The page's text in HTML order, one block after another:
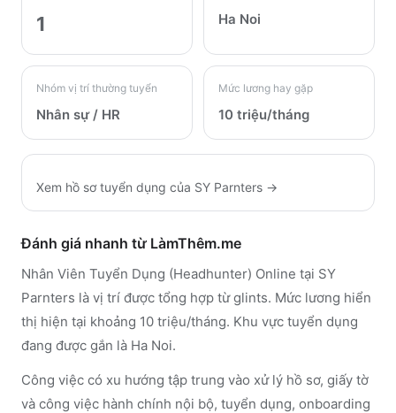
1 Ha Noi
Nhóm vị trí thường tuyển
Nhân sự / HR
Mức lương hay gặp
10 triệu/tháng
Xem hồ sơ tuyển dụng của SY Parnters →
Đánh giá nhanh từ LàmThêm.me
Nhân Viên Tuyển Dụng (Headhunter) Online tại SY
Parnters là vị trí được tổng hợp từ glints. Mức lương hiển
thị hiện tại khoảng 10 triệu/tháng. Khu vực tuyển dụng
đang được gắn là Ha Noi.
Công việc có xu hướng tập trung vào xử lý hồ sơ, giấy tờ
và công việc hành chính nội bộ, tuyển dụng, onboarding